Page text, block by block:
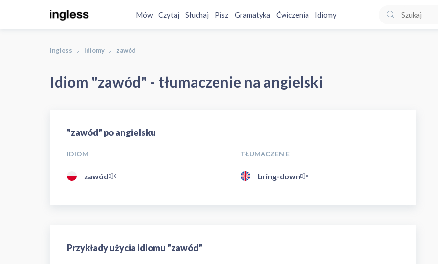
Mów Czytaj Słuchaj Pisz Gramatyka Ćwiczenia Idiomy
Ingless Idiomy zawód
Idiom "zawód" - tłumaczenie na angielski
"zawód" po angielsku
IDIOM TŁUMACZENIE
zawód bring-down
Przykłady użycia idiomu "zawód"